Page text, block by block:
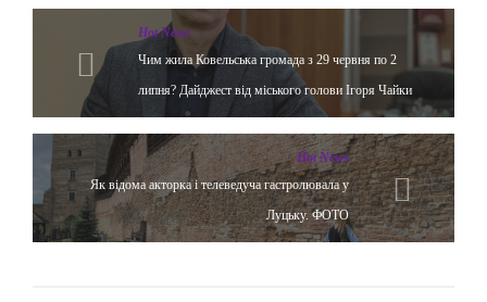
Hot News
Чим жила Ковельська громада з 29 червня по 2
липня? Дайджест від міського голови Ігоря Чайки
Hot News
Як відома акторка і телеведуча гастролювала у
Луцьку. ФОТО